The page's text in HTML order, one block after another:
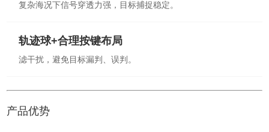
复杂海况下信号穿透力强，目标捕捉稳定。
轨迹球+合理按键布局
滤干扰，避免目标漏判、误判。
产品优势